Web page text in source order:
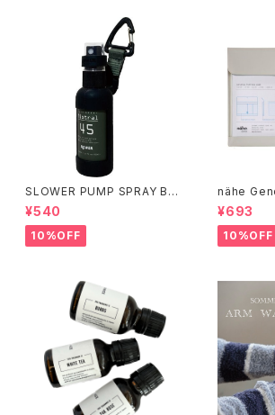
SLOWER PUMP SPRAY BO
TTLE / オリーブ
¥540
10%OFF
nähe General Purpose Cas
e / アイボ
¥693
10%OFF